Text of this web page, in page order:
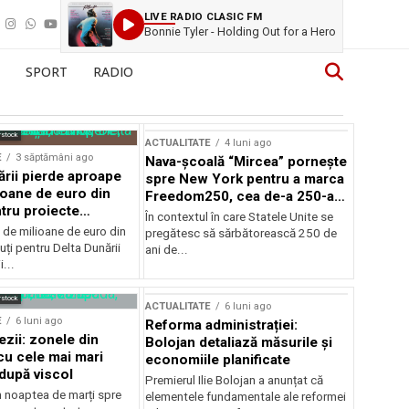
LIVE RADIO CLASIC FM
Bonnie Tyler - Holding Out for a Hero
SPORT RADIO
3 săptămâni ago
pierde aproape
de euro din
proiecte
milioane de euro din
pentru Delta Dunării
ACTUALITATE 4 luni ago
Nava-școală “Mircea” pornește
spre New York pentru a marca
Freedom250, cea de-a 250-a
aniversare a Statelor Unite
În contextul în care Statele Unite se
pregătesc să sărbătorească 250 de
ani de...
6 luni ago
zonele din
cele mai mari
viscol
noaptea de marți spre
ACTUALITATE 6 luni ago
Reforma administrației:
Bolojan detaliază măsurile și
economiile planificate
Premierul Ilie Bolojan a anunțat că
elementele fundamentale ale reformei